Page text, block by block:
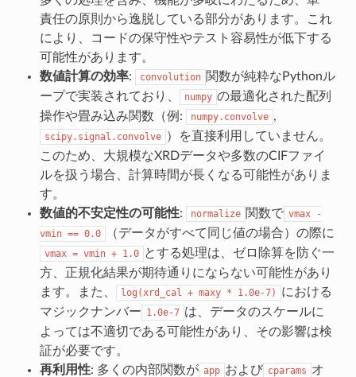
責任の原則から逸脱している部分があります。これ
により、コードの保守性やテスト容易性が低下する
可能性があります。
数値計算の効率: convolution 関数が純粋なPythonル
ープで実装されており、
numpy の最適化された配列
操作や畳み込み関数（例:
numpy.convolve ,
scipy.signal.convolve ）を直接利用していません。
このため、大規模なXRDデータや多数のCIFファイ
ルを扱う場合、計算時間が長くなる可能性がありま
す。
数値的不安定性の可能性: normalize 関数で vmax
-
vmin == 0.0 （データがすべて同じ値の場合）の際に
vmax = vmin + 1.0 とする処理は、ゼロ除算を防ぐ一
方、正規化結果が期待通りにならない可能性があり
ます。また、
log(xrd_cal + maxy * 1.0e-7)
における
マジックナンバー 1.0e-7 は、データのスケールに
よっては不適切である可能性があり、その影響は検
証が必要です。
再利用性: 多くの内部関数が app および cparams オ